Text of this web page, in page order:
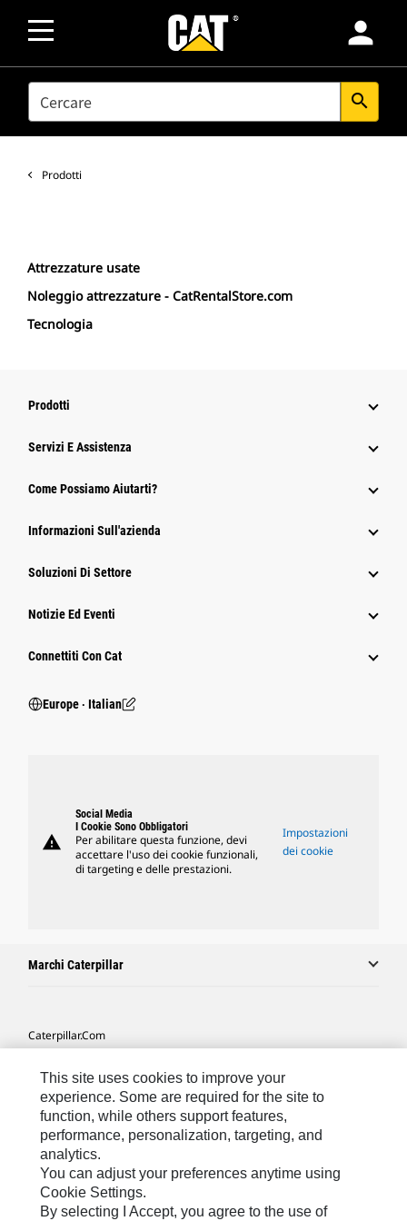
person
SEARCH search
Prodotti
Attrezzature usate
Noleggio attrezzature - CatRentalStore.com
Tecnologia
Prodotti
Servizi E Assistenza
Come Possiamo Aiutarti?
Informazioni Sull'azienda
Soluzioni Di Settore
Notizie Ed Eventi
Connettiti Con Cat
Europe ‧ Italian
warning
Social Media
I Cookie Sono Obbligatori
Per abilitare questa funzione, devi
accettare l'uso dei cookie funzionali,
di targeting e delle prestazioni.
Impostazioni
dei cookie
Marchi Caterpillar
Caterpillar.com
Le Mie Preferenze Di Marketing
Mappa Del Sito
Cookie Settings
Informazioni Legali
Tutela Della Privacy
This site uses cookies to improve your
experience. Some are required for the site to
function, while others support features,
performance, personalization, targeting, and
analytics.
You can adjust your preferences anytime using
Cookie Settings.
By selecting I Accept, you agree to the use of